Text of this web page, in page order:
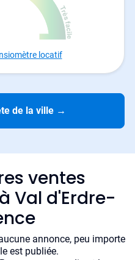
locatif
de la ville →
ventes
Val d'Erdre-
annonce, peu importe
est publiée.